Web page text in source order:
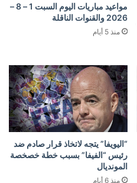
مواعيد مباريات اليوم السبت 1 – 8 –
2026 والقنوات الناقلة
منذ 5 أيام
“اليويفا” يتجه لاتخاذ قرار صادم ضد
رئيس “الفيفا” بسبب خطة خصخصة
المونديال
منذ 6 أيام